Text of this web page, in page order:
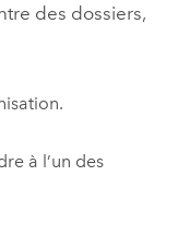
des dossiers,
à l’un des